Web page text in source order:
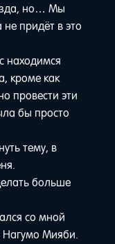
но… Мы
придёт в это
находимся
кроме как
провести эти
бы просто
тему, в
больше
со мной
Нагумо Мияби.